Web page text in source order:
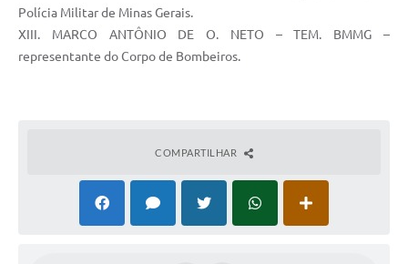
Polícia Militar de Minas Gerais.
XIII. MARCO ANTÔNIO DE O. NETO – TEM. BMMG –
representante do Corpo de Bombeiros.
COMPARTILHAR